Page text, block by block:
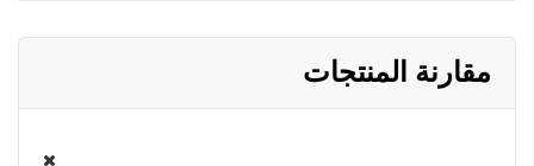
مقارنة المنتجات